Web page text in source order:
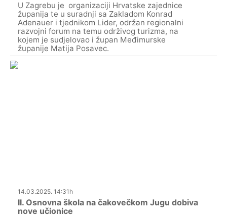
U Zagrebu je organizaciji Hrvatske zajednice
županija te u suradnji sa Zakladom Konrad
Adenauer i tjednikom Lider, održan regionalni
razvojni forum na temu održivog turizma, na
kojem je sudjelovao i župan Međimurske
županije Matija Posavec.
14.03.2025. 14:31h
II. Osnovna škola na čakovečkom Jugu dobiva
nove učionice